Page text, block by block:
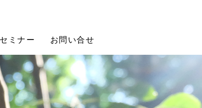
セミナー お問い合せ